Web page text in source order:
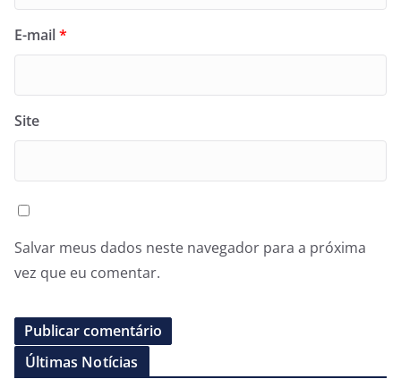
E-mail*
Site
Salvar meus dados neste navegador para a próxima
vez que eu comentar.
Últimas Notícias